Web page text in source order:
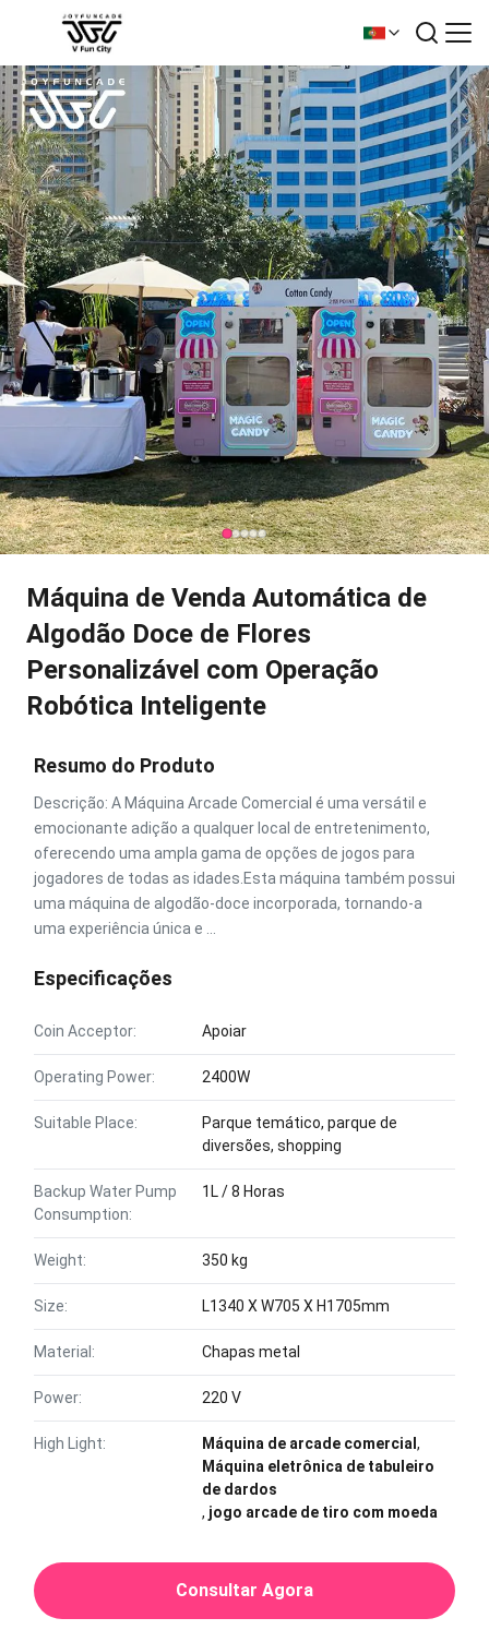
Máquina de Venda Automática de
Algodão Doce de Flores
Personalizável com Operação
Robótica Inteligente
Resumo do Produto
Descrição: A Máquina Arcade Comercial é uma versátil e
emocionante adição a qualquer local de entretenimento,
oferecendo uma ampla gama de opções de jogos para
jogadores de todas as idades.Esta máquina também possui
uma máquina de algodão-doce incorporada, tornando-a
uma experiência única e ...
Especificações
Coin Acceptor: Apoiar
Operating Power: 2400W
Suitable Place:
Parque temático, parque de
diversões, shopping
Backup Water Pump
Consumption:
1L / 8 Horas
Weight: 350 kg
Size: L1340 X W705 X H1705mm
Material: Chapas metal
Power: 220 V
High Light: Máquina de arcade comercial,
Máquina eletrônica de tabuleiro
de dardos
, jogo arcade de tiro com moeda
Consultar Agora